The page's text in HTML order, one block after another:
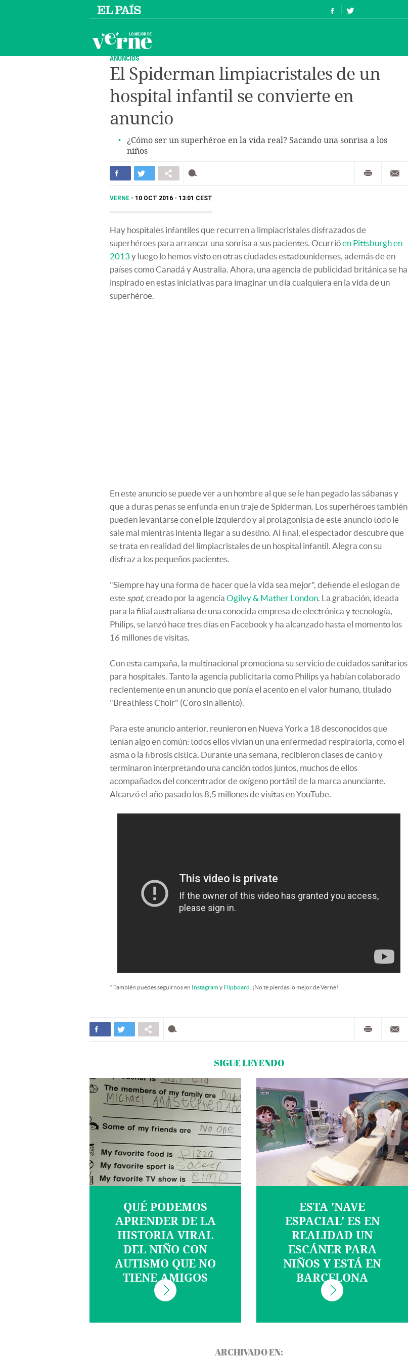
ANUNCIOS
El Spiderman limpiacristales de un
hospital infantil se convierte en
anuncio
¿Cómo ser un superhéroe en la vida real? Sacando una sonrisa a los
niños
VERNE 10 OCT 2016 - 13:01 CEST
Hay hospitales infantiles que recurren a limpiacristales disfrazados de
superhéroes para arrancar una sonrisa a sus pacientes. Ocurrióen Pittsburgh en
2013 y luego lo hemos visto en otras ciudades estadounidenses, además de en
países como Canadá y Australia. Ahora, una agencia de publicidad británica se ha
inspirado en estas iniciativas para imaginar un día cualquiera en la vida de un
superhéroe.
En este anuncio se puede ver a un hombre al que se le han pegado las sábanas y
que a duras penas se enfunda en un traje de Spiderman. Los superhéroes también
pueden levantarse con el pie izquierdo y al protagonista de este anuncio todo le
sale mal mientras intenta llegar a su destino. Al final, el espectador descubre que
se trata en realidad del limpiacristales de un hospital infantil. Alegra con su
disfraz a los pequeños pacientes.
"Siempre hay una forma de hacer que la vida sea mejor", defiende el eslogan de
este spot, creado por la agencia Ogilvy & Mather London. La grabación, ideada
para la filial australiana de una conocida empresa de electrónica y tecnología,
Philips, se lanzó hace tres días en Facebook y ha alcanzado hasta el momento los
16 millones de visitas.
Con esta campaña, la multinacional promociona su servicio de cuidados sanitarios
para hospitales. Tanto la agencia publicitaria como Philips ya habían colaborado
recientemente en un anuncio que ponía el acento en el valor humano, titulado
"Breathless Choir" (Coro sin aliento).
Para este anuncio anterior, reunieron en Nueva York a 18 desconocidos que
tenían algo en común: todos ellos vivían un una enfermedad respiratoria, como el
asma o la fibrosis cística. Durante una semana, recibieron clases de canto y
terminaron interpretando una canción todos juntos, muchos de ellos
acompañados del concentrador de oxígeno portátil de la marca anunciante.
Alcanzó el año pasado los 8,5 millones de visitas en YouTube.
* También puedes seguirnos en Instagramy Flipboard . ¡No te pierdas lo mejor de Verne!
SIGUE LEYENDO
QUÉ PODEMOS
APRENDER DE LA
HISTORIA VIRAL
DEL NIÑO CON
AUTISMO QUE NO
TIENE AMIGOS
ESTA 'NAVE
ESPACIAL' ES EN
REALIDAD UN
ESCÁNER PARA
NIÑOS Y ESTÁ EN
BARCELONA
ARCHIVADO EN: